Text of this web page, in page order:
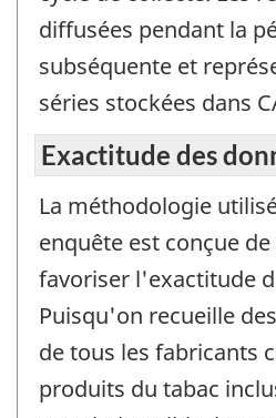
diffusées pendant la
subséquente et
séries stockées dans
Exactitude des
La méthodologie
enquête est conçue
favoriser l'exactitude
Puisqu'on recueille
de tous les fabricants
produits du tabac